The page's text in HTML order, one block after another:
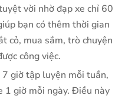
vời nhờ đạp xe chỉ 60
bạn có thêm thời gian
cỏ, mua sắm, trò chuyện
công việc.
giờ tập luyện mỗi tuần,
1 giờ mỗi ngày. Điều này